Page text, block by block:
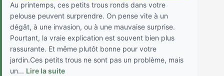
Au printemps, ces petits trous ronds dans votre
pelouse peuvent surprendre. On pense vite à un
dégât, à une invasion, ou à une mauvaise surprise.
Pourtant, la vraie explication est souvent bien plus
rassurante. Et même plutôt bonne pour votre
jardin.Ces petits trous ne sont pas un problème, mais
un... Lire la suite